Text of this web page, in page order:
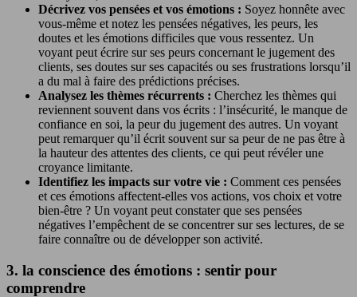
Décrivez vos pensées et vos émotions : Soyez honnête avec
vous-même et notez les pensées négatives, les peurs, les
doutes et les émotions difficiles que vous ressentez. Un
voyant peut écrire sur ses peurs concernant le jugement des
clients, ses doutes sur ses capacités ou ses frustrations lorsqu’il
a du mal à faire des prédictions précises.
Analysez les thèmes récurrents : Cherchez les thèmes qui
reviennent souvent dans vos écrits : l’insécurité, le manque de
confiance en soi, la peur du jugement des autres. Un voyant
peut remarquer qu’il écrit souvent sur sa peur de ne pas être à
la hauteur des attentes des clients, ce qui peut révéler une
croyance limitante.
Identifiez les impacts sur votre vie : Comment ces pensées
et ces émotions affectent-elles vos actions, vos choix et votre
bien-être ? Un voyant peut constater que ses pensées
négatives l’empêchent de se concentrer sur ses lectures, de se
faire connaître ou de développer son activité.
3. la conscience des émotions : sentir pour
comprendre